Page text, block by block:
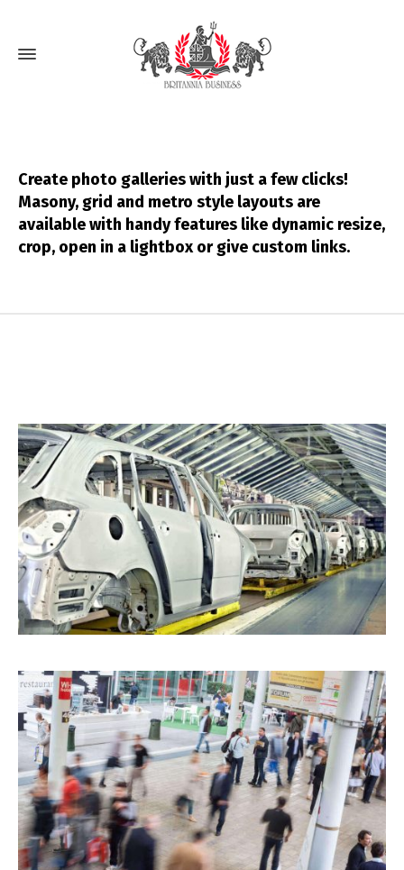
Create photo galleries with just a few clicks!
Masony, grid and metro style layouts are
available with handy features like dynamic resize,
crop, open in a lightbox or give custom links.